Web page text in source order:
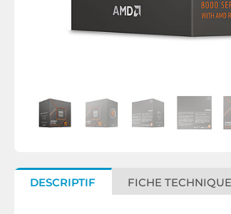
DESCRIPTIF FICHE TECHNIQUE